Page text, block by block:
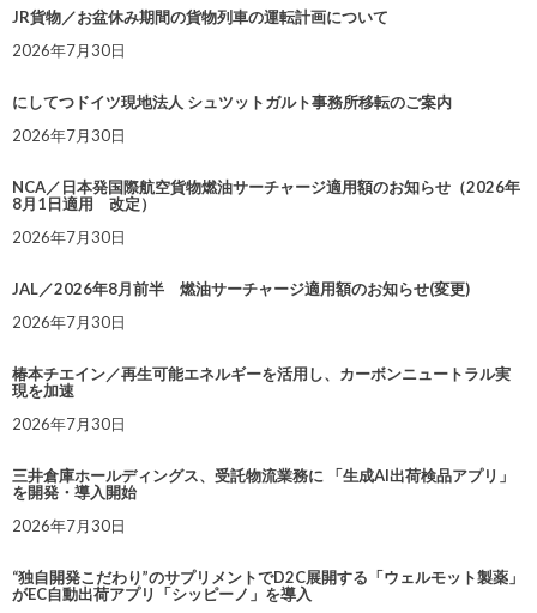
JR貨物／お盆休み期間の貨物列車の運転計画について
2026年7月30日
にしてつドイツ現地法人 シュツットガルト事務所移転のご案内
2026年7月30日
NCA／日本発国際航空貨物燃油サーチャージ適用額のお知らせ（2026年
8月1日適用 改定）
2026年7月30日
JAL／2026年8月前半 燃油サーチャージ適用額のお知らせ(変更)
2026年7月30日
椿本チエイン／再生可能エネルギーを活用し、カーボンニュートラル実
現を加速
2026年7月30日
三井倉庫ホールディングス、受託物流業務に 「生成AI出荷検品アプリ」
を開発・導入開始
2026年7月30日
“独自開発こだわり”のサプリメントでD2C展開する「ウェルモット製薬」
がEC自動出荷アプリ「シッピーノ」を導入